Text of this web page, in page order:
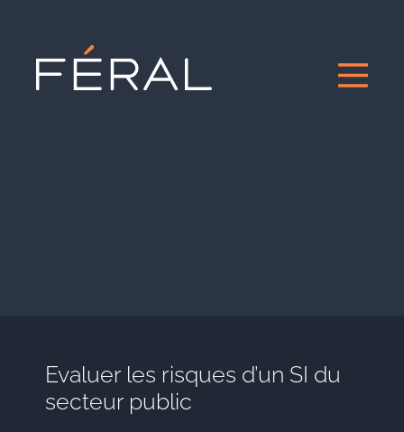
Evaluer les risques d’un SI du
secteur public